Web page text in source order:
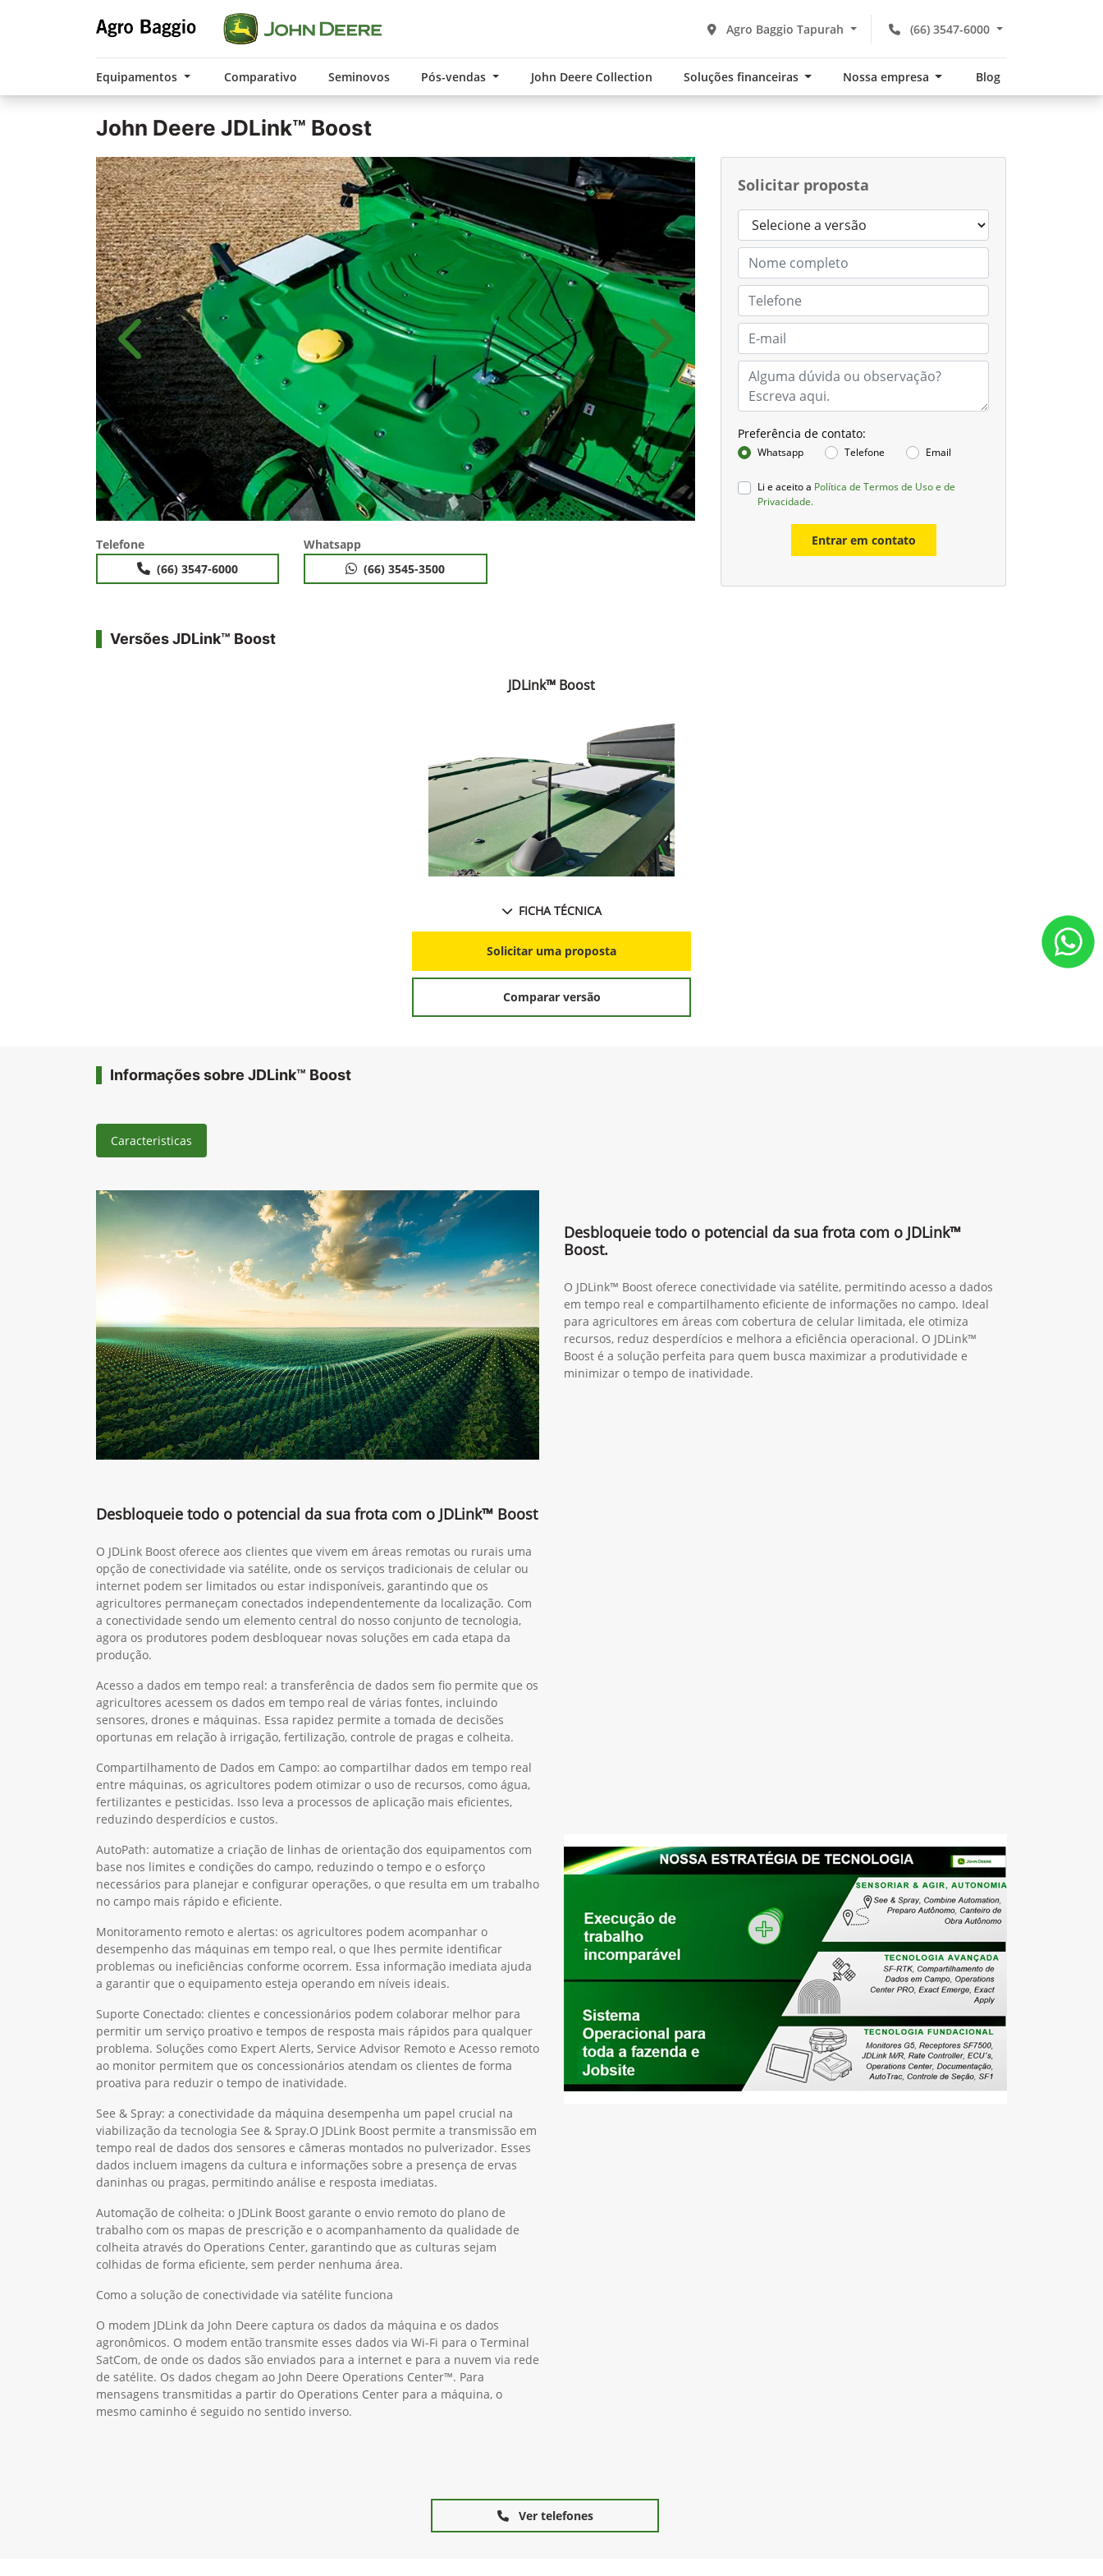
(66) 3547-6000
Agro Baggio Tapurah
Equipamentos Comparativo Seminovos Pós-vendas John Deere Collection Soluções financeiras Nossa empresa Blog
John Deere JDLink™ Boost
Solicitar proposta
Preferência de contato:
Whatsapp Telefone Email
Li e aceito a Política de Termos de Uso e de
Privacidade.
Entrar em contato
Anterior Próximo
Telefone
(66) 3547-6000
Whatsapp
(66) 3545-3500
Versões JDLink™ Boost
JDLink™ Boost
FICHA TÉCNICA
Solicitar uma proposta
Comparar versão
Informações sobre JDLink™ Boost
Caracteristicas
Desbloqueie todo o potencial da sua frota com o JDLink™
Boost.
O JDLink™ Boost oferece conectividade via satélite, permitindo acesso a dados
em tempo real e compartilhamento eficiente de informações no campo. Ideal
para agricultores em áreas com cobertura de celular limitada, ele otimiza
recursos, reduz desperdícios e melhora a eficiência operacional. O JDLink™
Boost é a solução perfeita para quem busca maximizar a produtividade e
minimizar o tempo de inatividade.
Desbloqueie todo o potencial da sua frota com o JDLink™ Boost
O JDLink Boost oferece aos clientes que vivem em áreas remotas ou rurais uma
opção de conectividade via satélite, onde os serviços tradicionais de celular ou
internet podem ser limitados ou estar indisponíveis, garantindo que os
agricultores permaneçam conectados independentemente da localização. Com
a conectividade sendo um elemento central do nosso conjunto de tecnologia,
agora os produtores podem desbloquear novas soluções em cada etapa da
produção.
Acesso a dados em tempo real: a transferência de dados sem fio permite que os
agricultores acessem os dados em tempo real de várias fontes, incluindo
sensores, drones e máquinas. Essa rapidez permite a tomada de decisões
oportunas em relação à irrigação, fertilização, controle de pragas e colheita.
Compartilhamento de Dados em Campo: ao compartilhar dados em tempo real
entre máquinas, os agricultores podem otimizar o uso de recursos, como água,
fertilizantes e pesticidas. Isso leva a processos de aplicação mais eficientes,
reduzindo desperdícios e custos.
AutoPath: automatize a criação de linhas de orientação dos equipamentos com
base nos limites e condições do campo, reduzindo o tempo e o esforço
necessários para planejar e configurar operações, o que resulta em um trabalho
no campo mais rápido e eficiente.
Monitoramento remoto e alertas: os agricultores podem acompanhar o
desempenho das máquinas em tempo real, o que lhes permite identificar
problemas ou ineficiências conforme ocorrem. Essa informação imediata ajuda
a garantir que o equipamento esteja operando em níveis ideais.
Suporte Conectado: clientes e concessionários podem colaborar melhor para
permitir um serviço proativo e tempos de resposta mais rápidos para qualquer
problema. Soluções como Expert Alerts, Service Advisor Remoto e Acesso remoto
ao monitor permitem que os concessionários atendam os clientes de forma
proativa para reduzir o tempo de inatividade.
See & Spray: a conectividade da máquina desempenha um papel crucial na
viabilização da tecnologia See & Spray.O JDLink Boost permite a transmissão em
tempo real de dados dos sensores e câmeras montados no pulverizador. Esses
dados incluem imagens da cultura e informações sobre a presença de ervas
daninhas ou pragas, permitindo análise e resposta imediatas.
Automação de colheita: o JDLink Boost garante o envio remoto do plano de
trabalho com os mapas de prescrição e o acompanhamento da qualidade de
colheita através do Operations Center, garantindo que as culturas sejam
colhidas de forma eficiente, sem perder nenhuma área.
Como a solução de conectividade via satélite funciona
O modem JDLink da John Deere captura os dados da máquina e os dados
agronômicos. O modem então transmite esses dados via Wi-Fi para o Terminal
SatCom, de onde os dados são enviados para a internet e para a nuvem via rede
de satélite. Os dados chegam ao John Deere Operations Center™. Para
mensagens transmitidas a partir do Operations Center para a máquina, o
mesmo caminho é seguido no sentido inverso.
Ver telefones